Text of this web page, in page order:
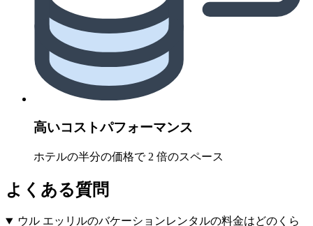
高いコストパフォーマンス
ホテルの半分の価格で 2 倍のスペース
よくある質問
ウル エッリルのバケーションレンタルの料金はどのくら